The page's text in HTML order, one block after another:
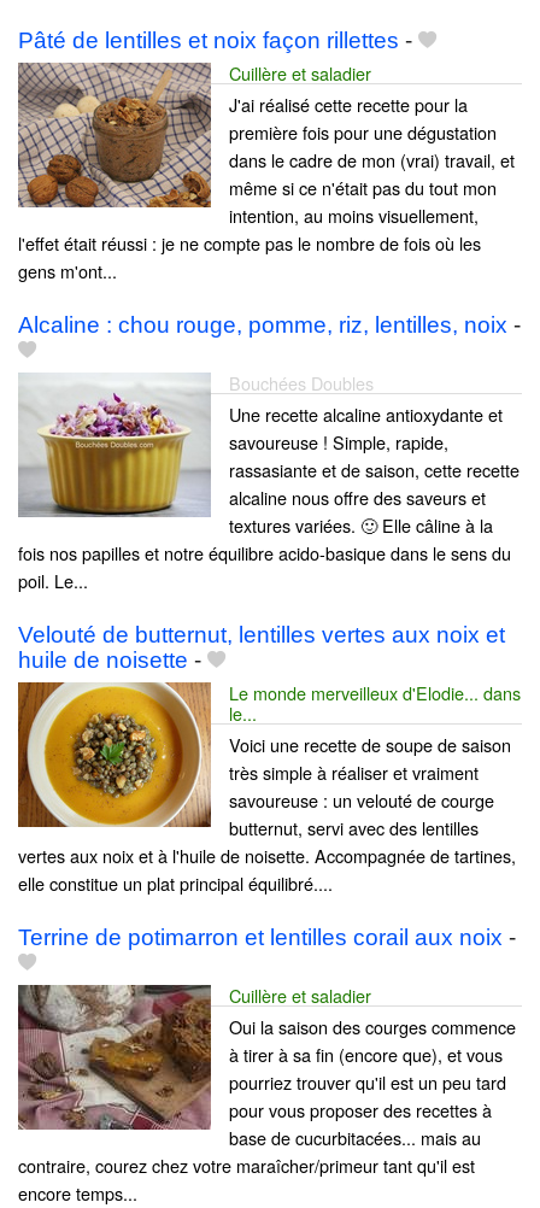
Pâté de lentilles et noix façon rillettes -
Cuillère et saladier
J'ai réalisé cette recette pour la
première fois pour une dégustation
dans le cadre de mon (vrai) travail, et
même si ce n'était pas du tout mon
intention, au moins visuellement,
l'effet était réussi : je ne compte pas le nombre de fois où les
gens m'ont...
Alcaline : chou rouge, pomme, riz, lentilles, noix -
Bouchées Doubles
Une recette alcaline antioxydante et
savoureuse ! Simple, rapide,
rassasiante et de saison, cette recette
alcaline nous offre des saveurs et
textures variées. 🙂 Elle câline à la
fois nos papilles et notre équilibre acido-basique dans le sens du
poil. Le...
Velouté de butternut, lentilles vertes aux noix et
huile de noisette -
Le monde merveilleux d'Elodie... dans
le...
Voici une recette de soupe de saison
très simple à réaliser et vraiment
savoureuse : un velouté de courge
butternut, servi avec des lentilles
vertes aux noix et à l'huile de noisette. Accompagnée de tartines,
elle constitue un plat principal équilibré....
Terrine de potimarron et lentilles corail aux noix -
Cuillère et saladier
Oui la saison des courges commence
à tirer à sa fin (encore que), et vous
pourriez trouver qu'il est un peu tard
pour vous proposer des recettes à
base de cucurbitacées... mais au
contraire, courez chez votre maraîcher/primeur tant qu'il est
encore temps...